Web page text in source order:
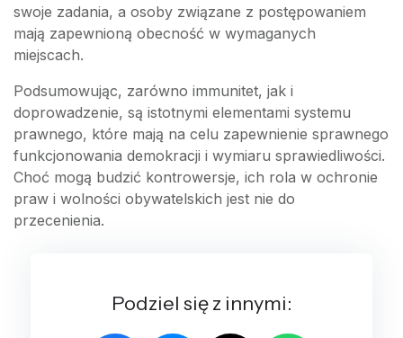
swoje zadania, a osoby związane z postępowaniem
mają zapewnioną obecność w wymaganych
miejscach.
Podsumowując, zarówno immunitet, jak i
doprowadzenie, są istotnymi elementami systemu
prawnego, które mają na celu zapewnienie sprawnego
funkcjonowania demokracji i wymiaru sprawiedliwości.
Choć mogą budzić kontrowersje, ich rola w ochronie
praw i wolności obywatelskich jest nie do
przecenienia.
Podziel się z innymi: